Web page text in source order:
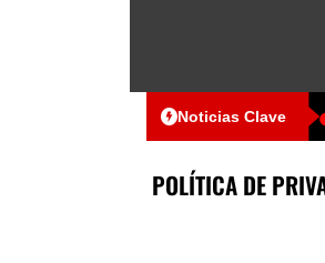
Noticias Clave
POLÍTICA DE